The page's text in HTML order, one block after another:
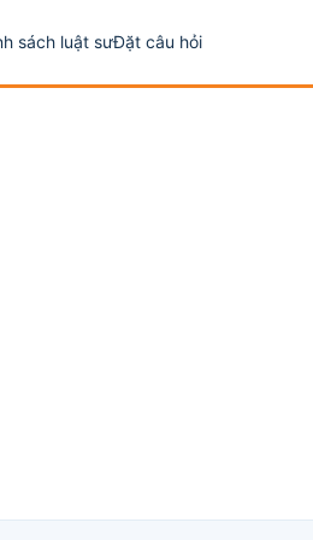
sách luật sưĐặt câu hỏi